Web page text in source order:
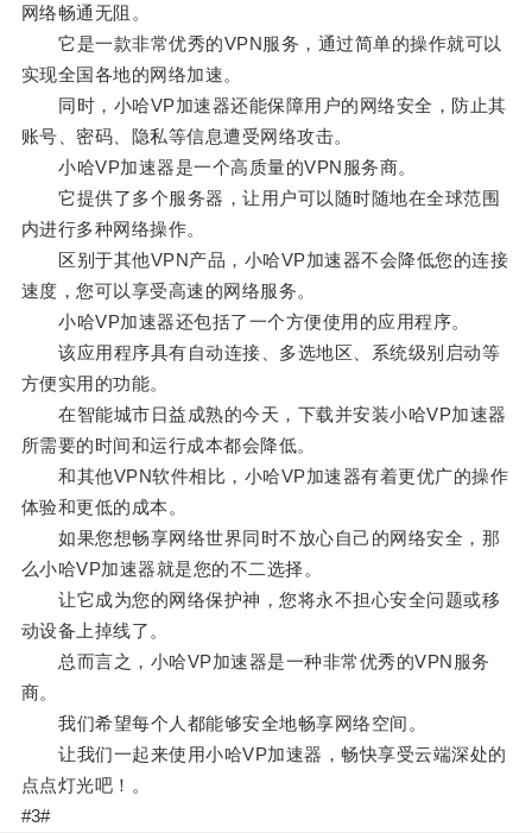
网络畅通无阻。
它是一款非常优秀的VPN服务，通过简单的操作就可以
实现全国各地的网络加速。
同时，小哈VP加速器还能保障用户的网络安全，防止其
账号、密码、隐私等信息遭受网络攻击。
小哈VP加速器是一个高质量的VPN服务商。
它提供了多个服务器，让用户可以随时随地在全球范围
内进行多种网络操作。
区别于其他VPN产品，小哈VP加速器不会降低您的连接
速度，您可以享受高速的网络服务。
小哈VP加速器还包括了一个方便使用的应用程序。
该应用程序具有自动连接、多选地区、系统级别启动等
方便实用的功能。
在智能城市日益成熟的今天，下载并安装小哈VP加速器
所需要的时间和运行成本都会降低。
和其他VPN软件相比，小哈VP加速器有着更优广的操作
体验和更低的成本。
如果您想畅享网络世界同时不放心自己的网络安全，那
么小哈VP加速器就是您的不二选择。
让它成为您的网络保护神，您将永不担心安全问题或移
动设备上掉线了。
总而言之，小哈VP加速器是一种非常优秀的VPN服务
商。
我们希望每个人都能够安全地畅享网络空间。
让我们一起来使用小哈VP加速器，畅快享受云端深处的
点点灯光吧！。
#3#